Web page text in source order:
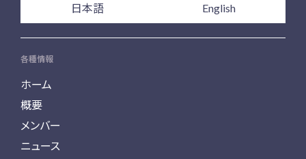
日本語 English
各種情報
ホーム
概要
メンバー
ニュース